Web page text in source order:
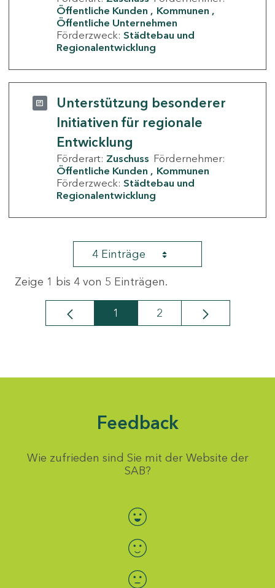
Öffentliche Kunden
Kommunen
Öffentliche Unternehmen
Förderzweck: Städtebau und
Regionalentwicklung
Unterstützung besonderer
Initiativen für regionale
Entwicklung
Förderart: Zuschuss Fördernehmer:
Öffentliche Kunden
Kommunen
Förderzweck: Städtebau und
Regionalentwicklung
4 Einträge
Zeige 1 bis 4 von 5 Einträgen.
Seite
1 Seite
2
Feedback
Wie zufrieden sind Sie mit der Website der
SAB?
Bewertung auswählen